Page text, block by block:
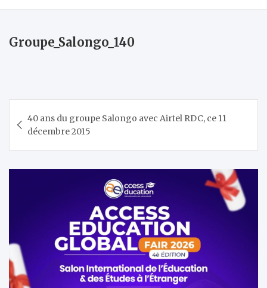
Groupe_Salongo_140
de
l’article
40 ans du groupe Salongo avec Airtel RDC, ce 11
décembre 2015